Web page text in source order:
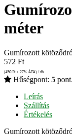
méter
Gumírozott
572 Ft
(450 Ft + 27% ÁFA) / db
Hűségpont: 5 pont
Leírás
Szállítás
Értékelés
Gumírozott